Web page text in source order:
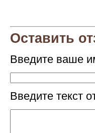
Оставить
Введите ваше
Введите текст